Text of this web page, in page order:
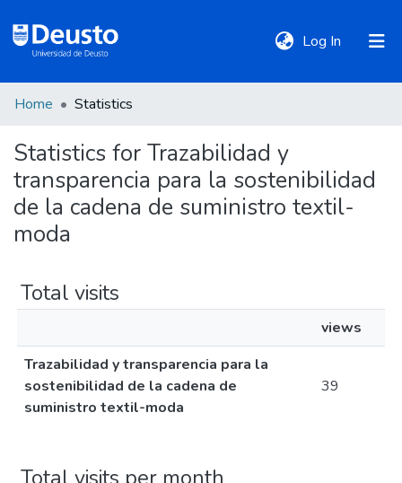
Log In (current)
Communities
&
Collections
Policies
Home Statistics
Statistics for Trazabilidad y
transparencia para la sostenibilidad
de la cadena de suministro textil-
moda
Total visits
views
Trazabilidad y transparencia para la
sostenibilidad de la cadena de
suministro textil-moda
39